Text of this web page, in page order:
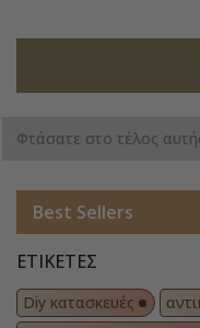
Φτάσατε στο τέλος
Best Sellers
ΕΤΙΚΈΤΕΣ
Diy κατασκευές